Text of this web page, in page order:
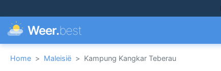
Weer.best
Home > Maleisië > Kampung Kangkar Teberau